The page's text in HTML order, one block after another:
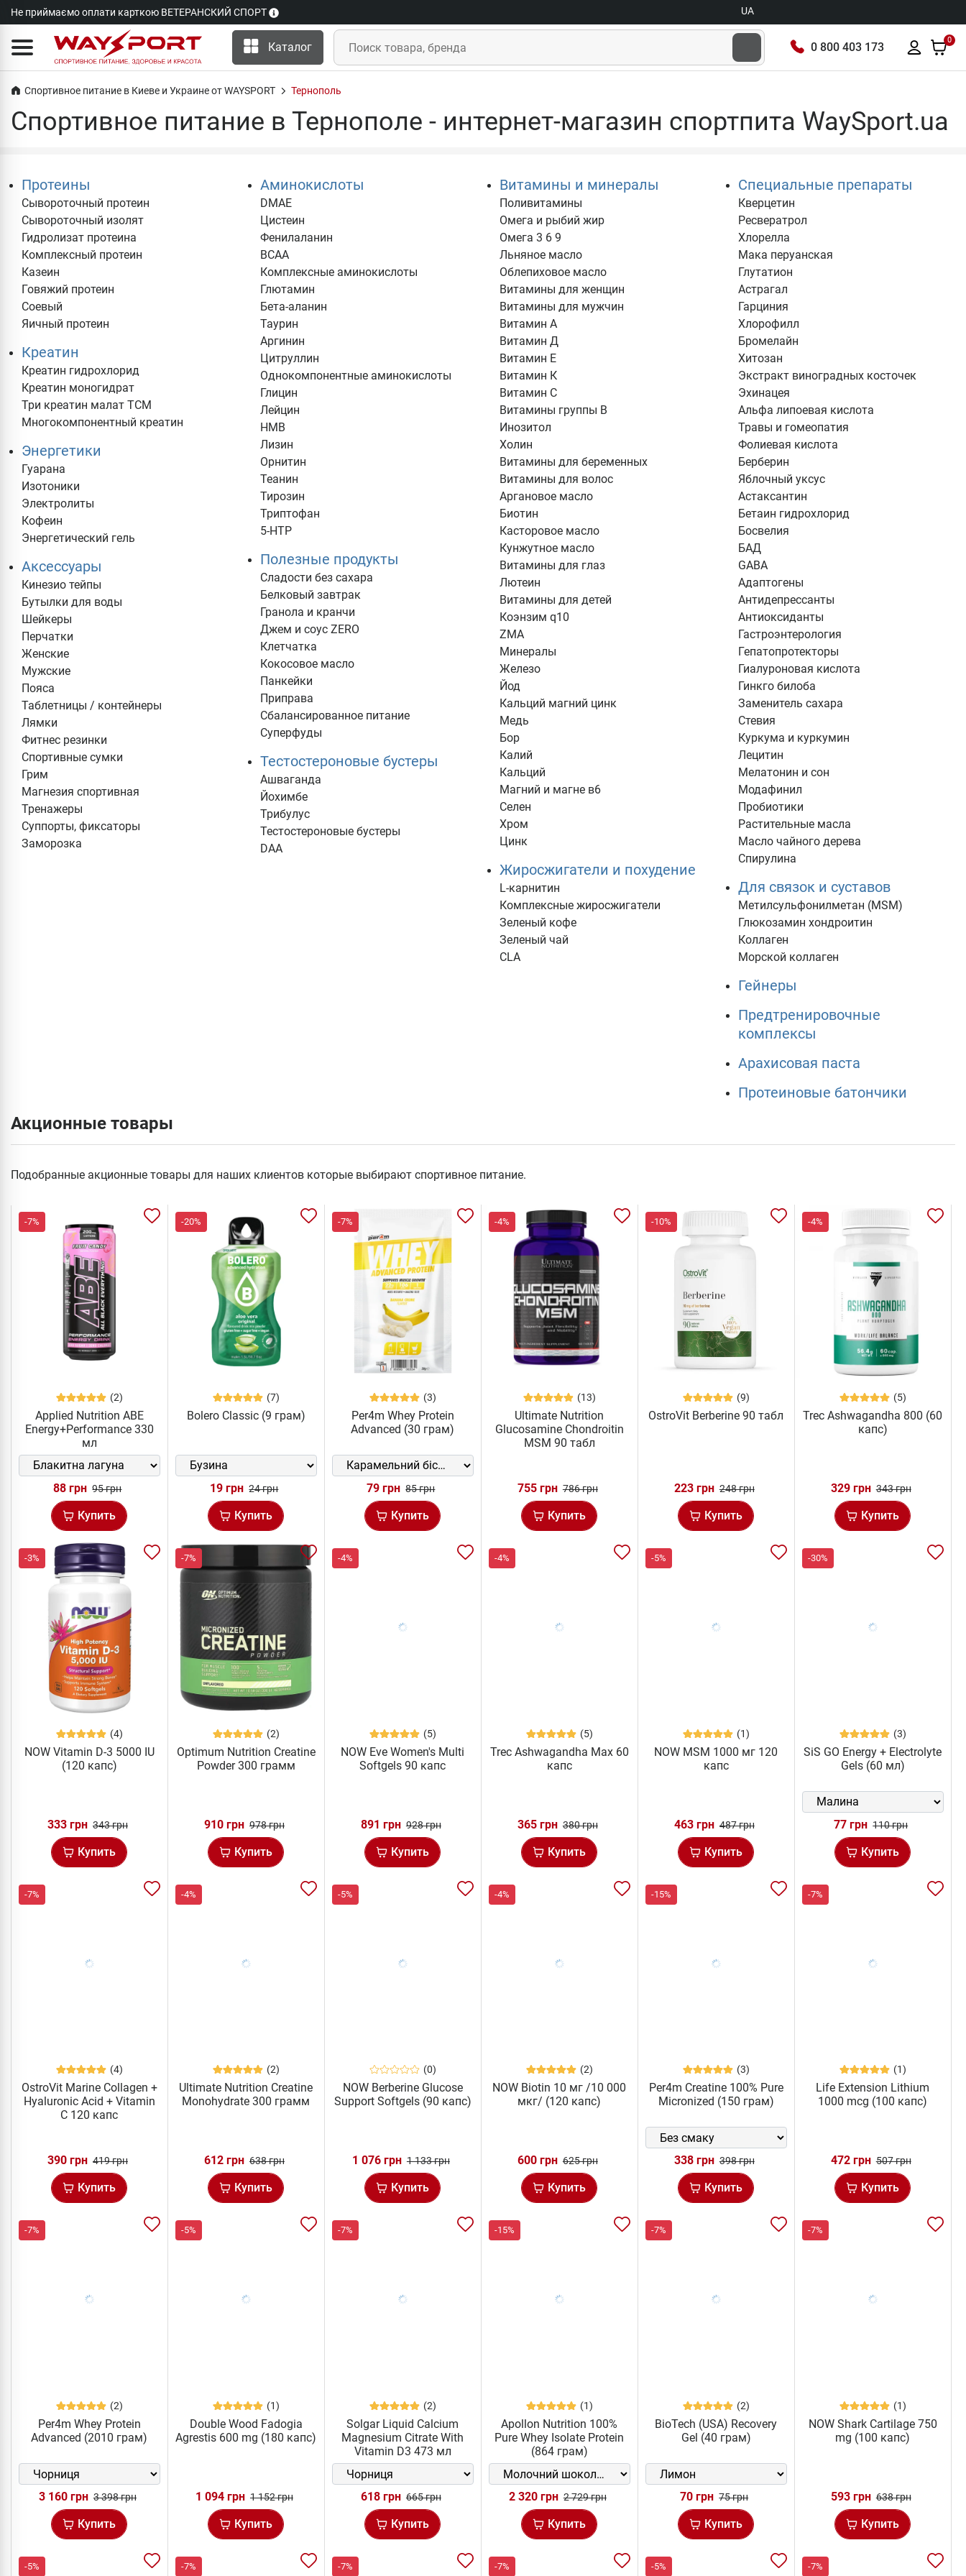
Не приймаємо оплати карткою ВЕТЕРАНСКИЙ СПОРТ UA
Каталог 0 800 403 173
0
Спортивное питание в Киеве и Украине от WAYSPORT Тернополь
Спортивное питание в Тернополе - интернет-магазин спортпита WaySport.ua
Протеины
Сывороточный протеин
Сывороточный изолят
Гидролизат протеина
Комплексный протеин
Казеин
Говяжий протеин
Соевый
Яичный протеин
Креатин
Креатин гидрохлорид
Креатин моногидрат
Три креатин малат TCM
Многокомпонентный креатин
Энергетики
Гуарана
Изотоники
Электролиты
Кофеин
Энергетический гель
Аксеcсуары
Кинезио тейпы
Бутылки для воды
Шейкеры
Перчатки
Женские
Мужские
Пояса
Таблетницы / контейнеры
Лямки
Фитнес резинки
Спортивные сумки
Грим
Магнезия спортивная
Тренажеры
Суппорты, фиксаторы
Заморозка
Аминокислоты
DMAE
Цистеин
Фенилаланин
BCAA
Комплексные аминокислоты
Глютамин
Бета-аланин
Таурин
Аргинин
Цитруллин
Однокомпонентные аминокислоты
Глицин
Лейцин
HMB
Лизин
Орнитин
Теанин
Тирозин
Триптофан
5-HTP
Полезные продукты
Cладости без сахара
Белковый завтрак
Гранола и кранчи
Джем и соус ZERO
Клетчатка
Кокосовое масло
Панкейки
Приправа
Сбалансированное питание
Суперфуды
Тестостероновые бустеры
Ашваганда
Йохимбе
Трибулус
Тестостероновые бустеры
DAA
Витамины и минералы
Поливитамины
Омега и рыбий жир
Омега 3 6 9
Льняное масло
Облепиховое масло
Витамины для женщин
Витамины для мужчин
Витамин А
Витамин Д
Витамин Е
Витамин К
Витамин С
Витамины группы В
Инозитол
Холин
Витамины для беременных
Витамины для волос
Аргановое масло
Биотин
Касторовое масло
Кунжутное масло
Витамины для глаз
Лютеин
Витамины для детей
Коэнзим q10
ZMA
Минералы
Железо
Йод
Кальций магний цинк
Медь
Бор
Калий
Кальций
Магний и магне в6
Селен
Хром
Цинк
Жиросжигатели и похудение
L-карнитин
Комплексные жиросжигатели
Зеленый кофе
Зеленый чай
CLA
Специальные препараты
Кверцетин
Ресвератрол
Хлорелла
Мака перуанская
Глутатион
Астрагал
Гарциния
Хлорофилл
Бромелайн
Хитозан
Экстракт виноградных косточек
Эхинацея
Альфа липоевая кислота
Травы и гомеопатия
Фолиевая кислота
Берберин
Яблочный уксус
Астаксантин
Бетаин гидрохлорид
Босвелия
БАД
GABA
Адаптогены
Антидепрессанты
Антиоксиданты
Гастроэнтерология
Гепатопротекторы
Гиалуроновая кислота
Гинкго билоба
Заменитель сахара
Стевия
Куркума и куркумин
Лецитин
Мелатонин и сон
Модафинил
Пробиотики
Растительные масла
Масло чайного дерева
Спирулина
Для связок и суставов
Метилсульфонилметан (MSM)
Глюкозамин хондроитин
Коллаген
Морской коллаген
Гейнеры
Предтренировочные
комплексы
Арахисовая паста
Протеиновые батончики
Акционные товары
Подобранные акционные товары для наших клиентов которые выбирают спортивное питание.
-7%
(2)
Applied Nutrition ABE
Energy+Performance 330
мл
88 грн 95 грн
Купить
-20%
(7)
Bolero Classic (9 грам)
19 грн 24 грн
Купить
-7%
(3)
Per4m Whey Protein
Advanced (30 грам)
79 грн 85 грн
Купить
-4%
(13)
Ultimate Nutrition
Glucosamine Chondroitin
MSM 90 табл
755 грн 786 грн
Купить
-10%
(9)
OstroVit Berberine 90 табл
223 грн 248 грн
Купить
-4%
(5)
Trec Ashwagandha 800 (60
капс)
329 грн 343 грн
Купить
-3%
(4)
NOW Vitamin D-3 5000 IU
(120 капс)
333 грн 343 грн
Купить
-7%
(2)
Optimum Nutrition Creatine
Powder 300 грамм
910 грн 978 грн
Купить
-4%
(5)
NOW Eve Women's Multi
Softgels 90 капс
891 грн 928 грн
Купить
-4%
(5)
Trec Ashwagandha Max 60
капс
365 грн 380 грн
Купить
-5%
(1)
NOW MSM 1000 мг 120
капс
463 грн 487 грн
Купить
-30%
(3)
SiS GO Energy + Electrolyte
Gels (60 мл)
77 грн 110 грн
Купить
-7%
(4)
OstroVit Marine Collagen +
Hyaluronic Acid + Vitamin
C 120 капс
390 грн 419 грн
Купить
-4%
(2)
Ultimate Nutrition Creatine
Monohydrate 300 грамм
612 грн 638 грн
Купить
-5%
(0)
NOW Berberine Glucose
Support Softgels (90 капс)
1 076 грн 1 133 грн
Купить
-4%
(2)
NOW Biotin 10 мг /10 000
мкг/ (120 капс)
600 грн 625 грн
Купить
-15%
(3)
Per4m Creatine 100% Pure
Micronized (150 грам)
338 грн 398 грн
Купить
-7%
(1)
Life Extension Lithium
1000 mcg (100 капс)
472 грн 507 грн
Купить
-7%
(2)
Per4m Whey Protein
Advanced (2010 грам)
3 160 грн 3 398 грн
Купить
-5%
(1)
Double Wood Fadogia
Agrestis 600 mg (180 капс)
1 094 грн 1 152 грн
Купить
-7%
(2)
Solgar Liquid Calcium
Magnesium Citrate With
Vitamin D3 473 мл
618 грн 665 грн
Купить
-15%
(1)
Apollon Nutrition 100%
Pure Whey Isolate Protein
(864 грам)
2 320 грн 2 729 грн
Купить
-7%
(2)
BioTech (USA) Recovery
Gel (40 грам)
70 грн 75 грн
Купить
-7%
(1)
NOW Shark Cartilage 750
mg (100 капс)
593 грн 638 грн
Купить
-5% -7% -7% -7% -5% -7%